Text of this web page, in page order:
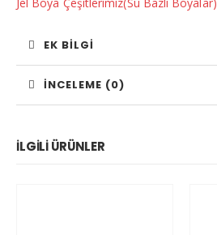
EK BILGI
İNCELEME (0)
İLGILI ÜRÜNLER